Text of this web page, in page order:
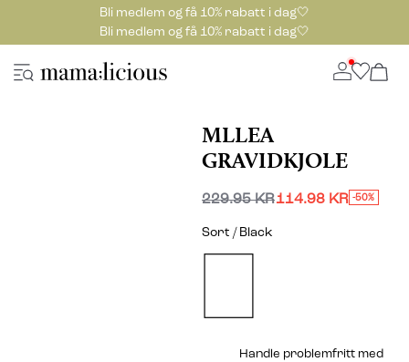
Bli medlem og få 10% rabatt i dag🤍
Bli medlem og få 10% rabatt i dag🤍
MLLEA
GRAVIDKJOLE
229.95 KR114.98 KR -50%
Sort / Black
Handle problemfritt med